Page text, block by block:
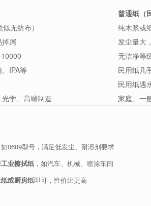
普通纸（
无纺布）
纯木浆或
掉屑
发尘量大
无洁净等
IPA等
民用纸几
民用纸遇
学、高端制造 家庭、一
0609型号，满足低发尘、耐溶剂要求
工业擦拭纸，如汽车、机械、喷涂车间
或厨房纸即可，性价比更高